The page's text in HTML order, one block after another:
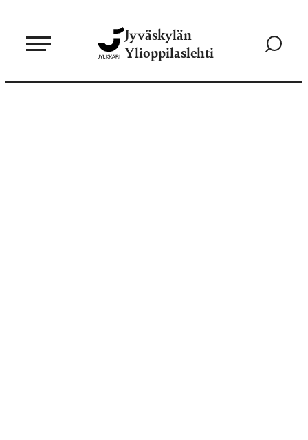
sisältöön
Jyväskylän
Ylioppilaslehti
Siirry